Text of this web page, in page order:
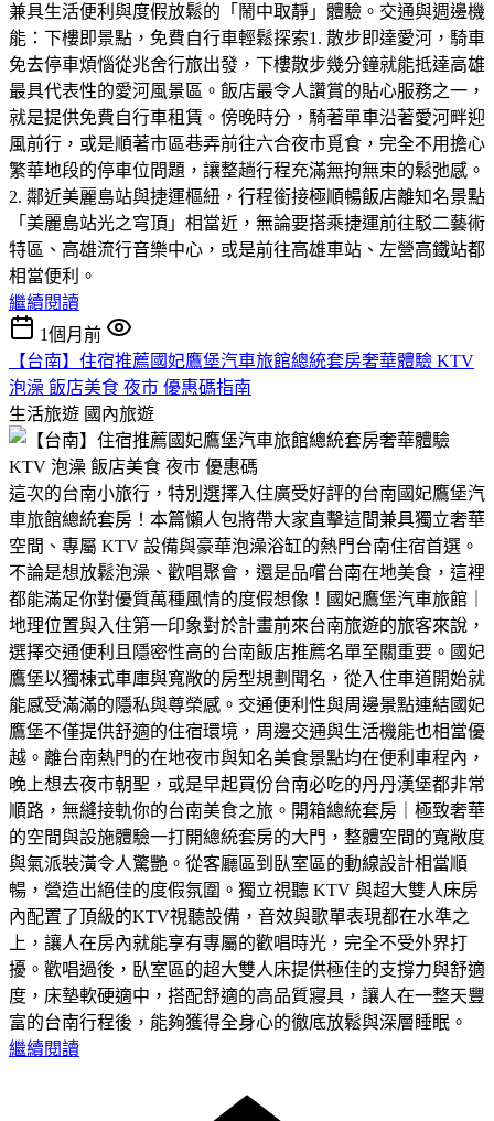
兼具生活便利與度假放鬆的「鬧中取靜」體驗。交通與週邊機
能：下樓即景點，免費自行車輕鬆探索1. 散步即達愛河，騎車
免去停車煩惱從兆舍行旅出發，下樓散步幾分鐘就能抵達高雄
最具代表性的愛河風景區。飯店最令人讚賞的貼心服務之一，
就是提供免費自行車租賃。傍晚時分，騎著單車沿著愛河畔迎
風前行，或是順著市區巷弄前往六合夜市覓食，完全不用擔心
繁華地段的停車位問題，讓整趟行程充滿無拘無束的鬆弛感。
2. 鄰近美麗島站與捷運樞紐，行程銜接極順暢飯店離知名景點
「美麗島站光之穹頂」相當近，無論要搭乘捷運前往駁二藝術
特區、高雄流行音樂中心，或是前往高雄車站、左營高鐵站都
相當便利。
繼續閱讀
1個月前
【台南】住宿推薦國妃鷹堡汽車旅館總統套房奢華體驗 KTV
泡澡 飯店美食 夜市 優惠碼指南
生活旅遊 國內旅遊
​這次的台南小旅行，特別選擇入住廣受好評的台南國妃鷹堡汽
車旅館總統套房！本篇懶人包將帶大家直擊這間兼具獨立奢華
空間、專屬 KTV 設備與豪華泡澡浴缸的熱門台南住宿首選。
不論是想放鬆泡澡、歡唱聚會，還是品嚐台南在地美食，這裡
都能滿足你對優質萬種風情的度假想像！​國妃鷹堡汽車旅館｜
地理位置與入住第一印象​對於計畫前來台南旅遊的旅客來說，
選擇交通便利且隱密性高的台南飯店推薦名單至關重要。國妃
鷹堡以獨棟式車庫與寬敞的房型規劃聞名，從入住車道開始就
能感受滿滿的隱私與尊榮感。​交通便利性與周邊景點連結​國妃
鷹堡不僅提供舒適的住宿環境，周邊交通與生活機能也相當優
越。離台南熱門的在地夜市與知名美食景點均在便利車程內，
晚上想去夜市朝聖，或是早起買份台南必吃的丹丹漢堡都非常
順路，無縫接軌你的台南美食之旅。​開箱總統套房｜極致奢華
的空間與設施體驗​一打開總統套房的大門，整體空間的寬敞度
與氣派裝潢令人驚艷。從客廳區到臥室區的動線設計相當順
暢，營造出絕佳的度假氛圍。​獨立視聽 KTV 與超大雙人床​房
內配置了頂級的KTV視聽設備，音效與歌單表現都在水準之
上，讓人在房內就能享有專屬的歡唱時光，完全不受外界打
擾。​歡唱過後，臥室區的超大雙人床提供極佳的支撐力與舒適
度，床墊軟硬適中，搭配舒適的高品質寢具，讓人在一整天豐
富的台南行程後，能夠獲得全身心的徹底放鬆與深層睡眠。
繼續閱讀